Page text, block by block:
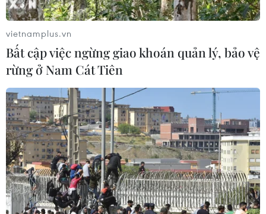
(1)./.
(Vietnam+)
vietnamplus.vn
Bất cập việc ngừng giao khoán quản lý, bảo vệ
rừng ở Nam Cát Tiên